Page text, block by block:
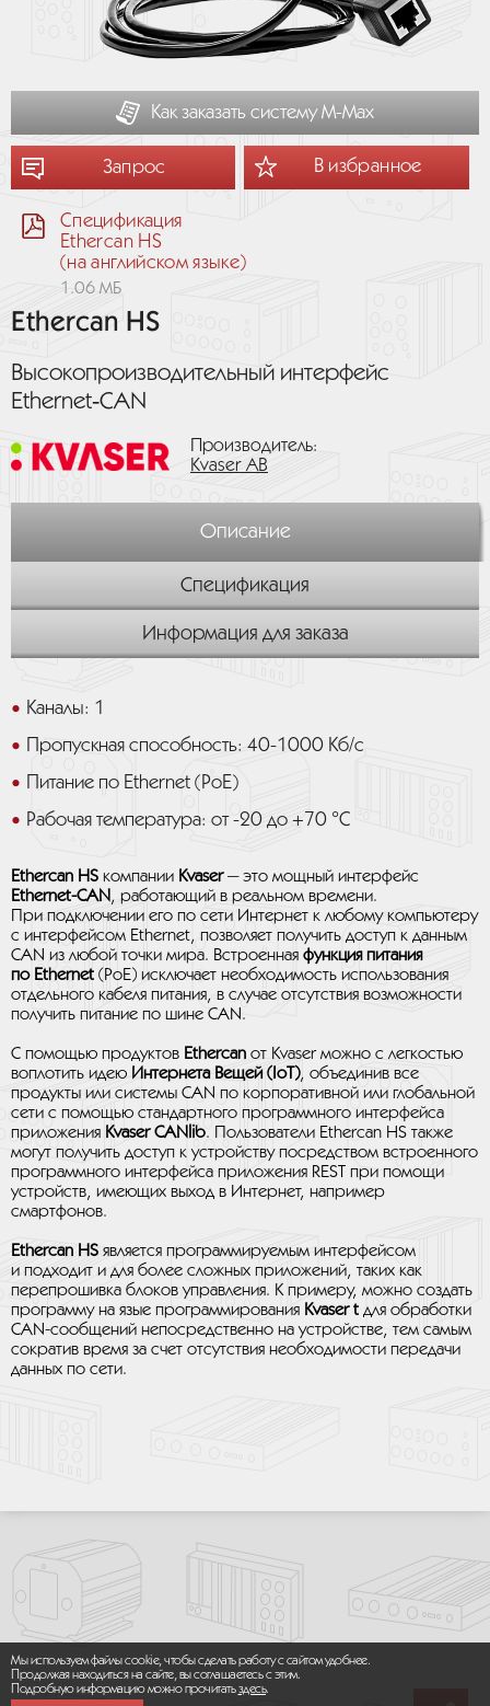
Как заказать систему М-Мах
Запрос В избранное
Спецификация
Ethercan HS
(на английском языке)
1.06 МБ
Ethercan HS
Высокопроизводительный интерфейс
Ethernet‑CAN
Производитель:
Kvaser AB
Описание
Спецификация
Информация для заказа
Каналы: 1
Пропускная способность: 40-1000 Кб/с
Питание по Ethernet (PoE)
Рабочая температура: от -20 до +70 °C
Ethercan HS компании Kvaser— это мощный интерфейс
Ethernet-CAN , работающий в реальном времени.
При подключении его по сети Интернет к любому компьютеру
с интерфейсом Ethernet, позволяет получить доступ к данным
CAN из любой точки мира. Встроенная функция питания
по Ethernet (PoE) исключает необходимость использования
отдельного кабеля питания, в случае отсутствия возможности
получить питание по шине CAN.
С помощью продуктов Ethercan от Kvaser можно с легкостью
воплотить идею Интернета Вещей (IoT), объединив все
продукты или системы CAN по корпоративной или глобальной
сети с помощью стандартного программного интерфейса
приложения Kvaser CANlib. Пользователи Ethercan HS также
могут получить доступ к устройству посредством встроенного
программного интерфейса приложения REST при помощи
устройств, имеющих выход в Интернет, например
смартфонов.
Ethercan HS является программируемым интерфейсом
и подходит и для более сложных приложений, таких как
перепрошивка блоков управления. К примеру, можно создать
программу на язые программирования Kvaser t для обработки
CAN-сообщений непосредственно на устройстве, тем самым
сократив время за счет отсутствия необходимости передачи
данных по сети.
Мы используем файлы cookie, чтобы сделать работу с сайтом удобнее.
Продолжая находиться на сайте, вы соглашаетесь с этим.
Подробную информацию можно прочитатьздесь.